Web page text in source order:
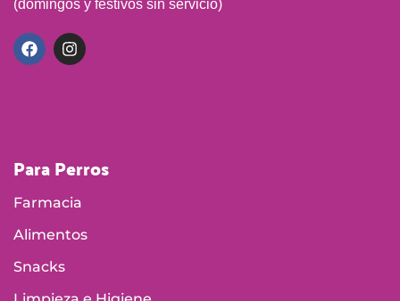
(domingos y festivos sin servicio)
Para Perros
Farmacia
Alimentos
Snacks